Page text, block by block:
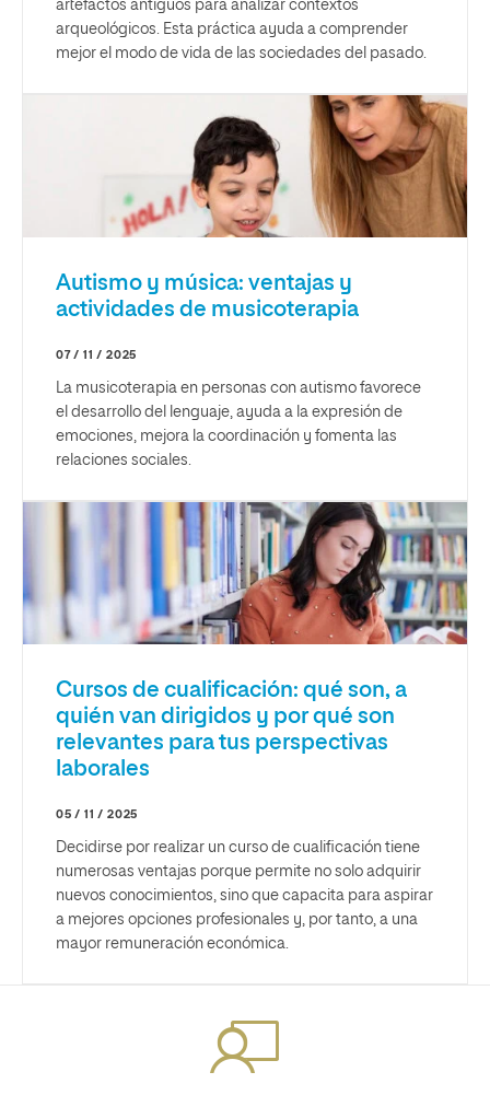
artefactos antiguos para analizar contextos
arqueológicos. Esta práctica ayuda a comprender
mejor el modo de vida de las sociedades del pasado.
Autismo y música: ventajas y
actividades de musicoterapia
07 / 11 / 2025
La musicoterapia en personas con autismo favorece
el desarrollo del lenguaje, ayuda a la expresión de
emociones, mejora la coordinación y fomenta las
relaciones sociales.
Cursos de cualificación: qué son, a
quién van dirigidos y por qué son
relevantes para tus perspectivas
laborales
05 / 11 / 2025
Decidirse por realizar un curso de cualificación tiene
numerosas ventajas porque permite no solo adquirir
nuevos conocimientos, sino que capacita para aspirar
a mejores opciones profesionales y, por tanto, a una
mayor remuneración económica.